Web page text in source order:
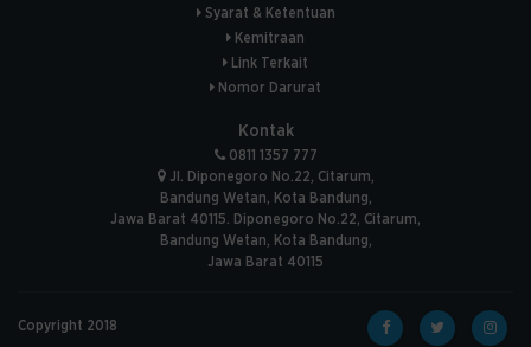
Syarat & Ketentuan
Kemitraan
Link Terkait
Nomor Darurat
Kontak
0811 1357 777
Jl. Diponegoro No.22, Citarum,
Bandung Wetan, Kota Bandung,
Jawa Barat 40115. Diponegoro No.22, Citarum,
Bandung Wetan, Kota Bandung,
Jawa Barat 40115
Copyright 2018